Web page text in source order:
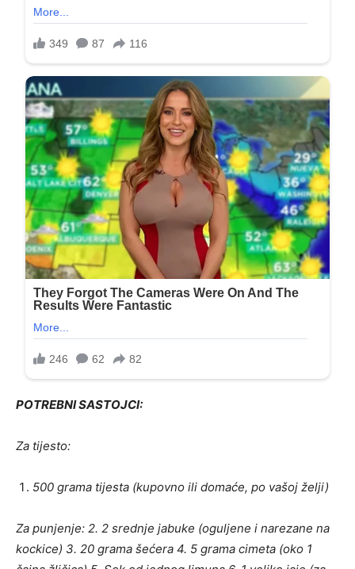
POTREBNI SASTOJCI:
Za tijesto:
500 grama tijesta (kupovno ili domaće, po vašoj želji)
Za punjenje: 2. 2 srednje jabuke (oguljene i narezane na
kockice) 3. 20 grama šećera 4. 5 grama cimeta (oko 1